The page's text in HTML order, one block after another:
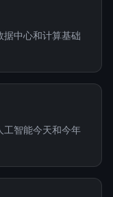
据中心和计算基础
工智能今天和今年